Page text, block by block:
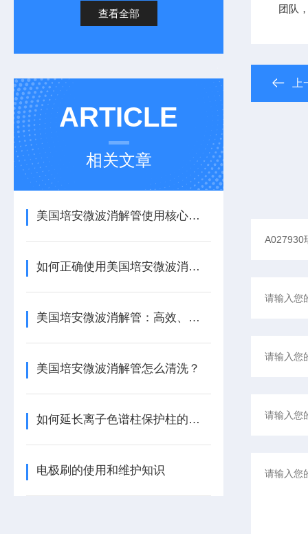
查看全部
ARTICLE
相关文章
美国培安微波消解管使用核心注意事项
如何正确使用美国培安微波消解管进行样品消解？
美国培安微波消解管：高效、安全且环保的样品前处理解决方案
美国培安微波消解管怎么清洗？
如何延长离子色谱柱保护柱的使用寿命
电极刷的使用和维护知识
团队